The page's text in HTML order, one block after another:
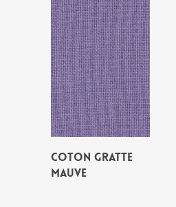
COTON GRATTE
MAUVE